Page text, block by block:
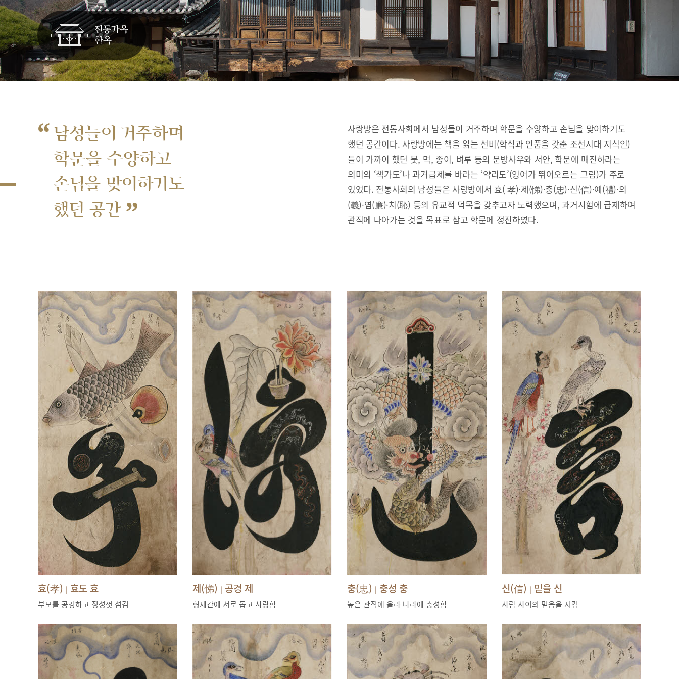
“ 남성들이 거주하며
학문을 수양하고
손님을 맞이하기도
했던 공간 ”
사랑방은 전통사회에서 남성들이 거주하며 학문을 수양하고 손님을 맞이하기도
했던 공간이다. 사랑방에는 책을 읽는 선비(학식과 인품을 갖춘 조선시대 지식인)
들이 가까이 했던 붓, 먹, 종이, 벼루 등의 문방사우와 서안, 학문에 매진하라는
의미의 ‘책가도’나 과거급제를 바라는 ‘약리도’(잉어가 뛰어오르는 그림)가 주로
있었다. 전통사회의 남성들은 사랑방에서 효( 孝)·제(悌)·충(忠)·신(信)·예(禮)·의
(義)·염(廉)·치(恥) 등의 유교적 덕목을 갖추고자 노력했으며, 과거시험에 급제하여
관직에 나아가는 것을 목표로 삼고 학문에 정진하였다.
효(孝) | 효도 효
부모를 공경하고 정성껏 섬김
제(悌) | 공경 제
형제간에 서로 돕고 사랑함
충(忠) | 충성 충
높은 관직에 올라 나라에 충성함
신(信) | 믿을 신
사람 사이의 믿음을 지킴